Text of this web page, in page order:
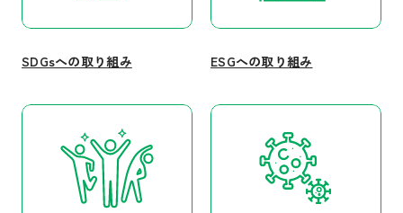
SDGsへの取り組み ESGへの取り組み